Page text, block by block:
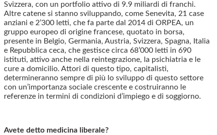
Svizzera, con un portfolio attivo di 9.9 miliardi di franchi.
Altre catene si stanno sviluppando, come Senevita, 21 case
anziani e 2’300 letti, che fa parte dal 2014 di ORPEA, un
gruppo europeo di origine francese, quotato in borsa,
presente in Belgio, Germania, Austria, Svizzera, Spagna, Italia
e Repubblica ceca, che gestisce circa 68’000 letti in 690
istituti, attivo anche nella reintegrazione, la psichiatria e le
cure a domicilio. Attori di questo tipo, capitalisti,
determineranno sempre di più lo sviluppo di questo settore
con un’importanza sociale crescente e costruiranno le
referenze in termini di condizioni d’impiego e di soggiorno.
Avete detto medicina liberale?